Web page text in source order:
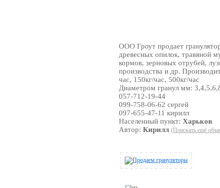
ООО Гроут продает
древесных опилок, травяной
кормов, зерновых отрубей,
производства и др.
час, 150кг/час, 500кг/час
Диаметром гранул мм:
057-712-19-44
099-758-06-62 сергей
097-655-47-11 кирилл
Населенный пункт:Харьков
Автор:Кирилл (Поискать ещё